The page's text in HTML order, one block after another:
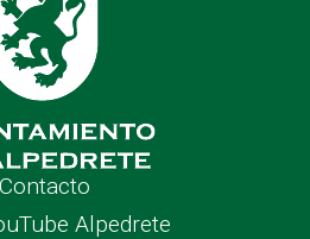
Contacto
Alpedrete